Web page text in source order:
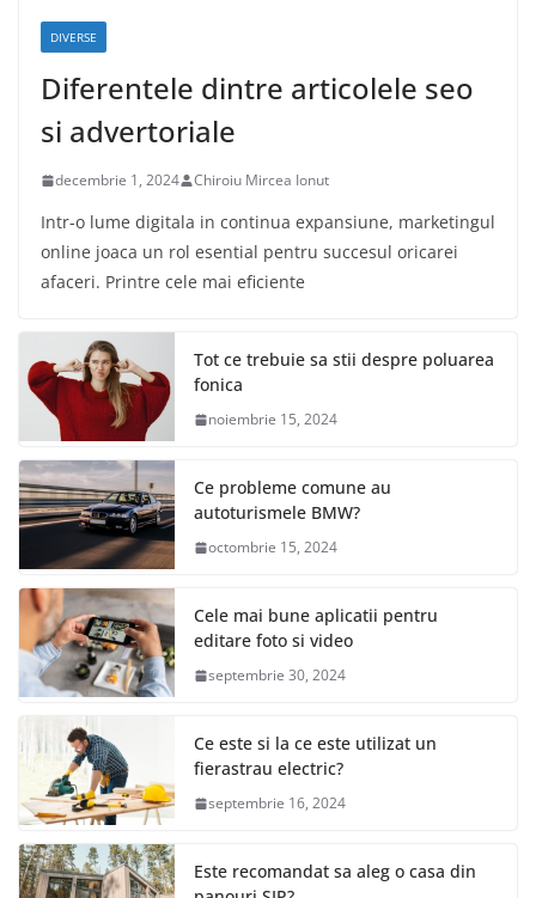
DIVERSE
Diferentele dintre articolele seo
si advertoriale
decembrie 1, 2024 Chiroiu Mircea Ionut
Intr-o lume digitala in continua expansiune, marketingul
online joaca un rol esential pentru succesul oricarei
afaceri. Printre cele mai eficiente
Tot ce trebuie sa stii despre poluarea
fonica
noiembrie 15, 2024
Ce probleme comune au
autoturismele BMW?
octombrie 15, 2024
Cele mai bune aplicatii pentru
editare foto si video
septembrie 30, 2024
Ce este si la ce este utilizat un
fierastrau electric?
septembrie 16, 2024
Este recomandat sa aleg o casa din